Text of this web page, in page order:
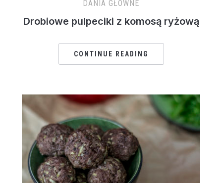
DANIA GŁÓWNE
Drobiowe pulpeciki z komosą ryżową
CONTINUE READING